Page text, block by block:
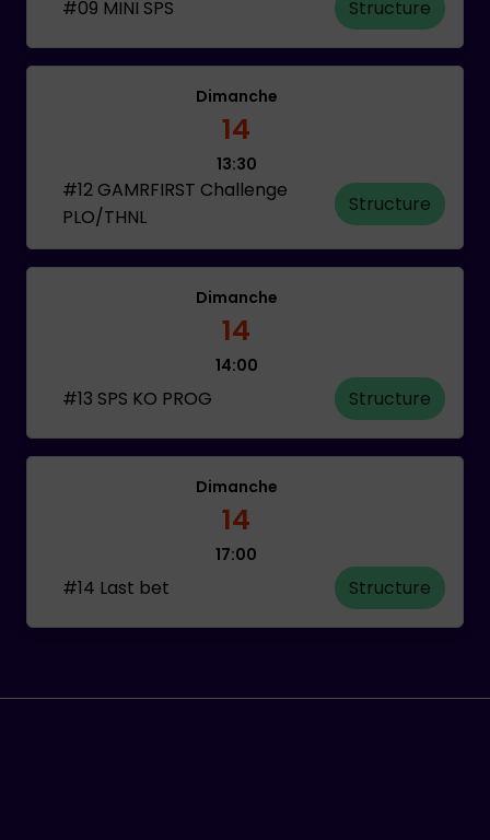
#09 MINI SPS Structure
Dimanche
14
13:30
#12 GAMRFIRST Challenge
PLO/THNL
Structure
Dimanche
14
14:00
#13 SPS KO PROG Structure
Dimanche
14
17:00
#14 Last bet Structure